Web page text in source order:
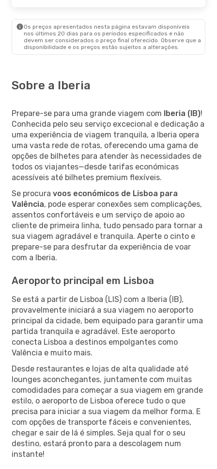
Os preços apresentados nesta página estavam disponíveis
nos últimos 20 dias para os períodos especificados e não
devem ser considerados o preço final oferecido. Observe que a
disponibilidade e os preços estão sujeitos a alterações.
Sobre a Iberia
Prepare-se para uma grande viagem com Iberia (IB)!
Conhecida pelo seu serviço excecional e dedicação a
uma experiência de viagem tranquila, a Iberia opera
uma vasta rede de rotas, oferecendo uma gama de
opções de bilhetes para atender às necessidades de
todos os viajantes—desde tarifas económicas
acessíveis até bilhetes premium flexíveis.
Se procura voos económicos de Lisboa para
Valência, pode esperar conexões sem complicações,
assentos confortáveis e um serviço de apoio ao
cliente de primeira linha, tudo pensado para tornar a
sua viagem agradável e tranquila. Aperte o cinto e
prepare-se para desfrutar da experiência de voar
com a Iberia.
Aeroporto principal em Lisboa
Se está a partir de Lisboa (LIS) com a Iberia (IB),
provavelmente iniciará a sua viagem no aeroporto
principal da cidade, bem equipado para garantir uma
partida tranquila e agradável. Este aeroporto
conecta Lisboa a destinos empolgantes como
Valência e muito mais.
Desde restaurantes e lojas de alta qualidade até
lounges aconchegantes, juntamente com muitas
comodidades para começar a sua viagem em grande
estilo, o aeroporto de Lisboa oferece tudo o que
precisa para iniciar a sua viagem da melhor forma. E
com opções de transporte fáceis e convenientes,
chegar e sair de lá é simples. Seja qual for o seu
destino, estará pronto para a descolagem num
instante!